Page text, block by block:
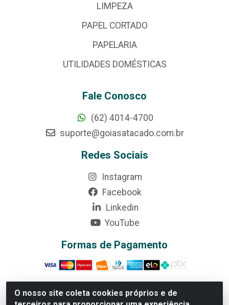
O nosso site coleta cookies próprios e de
LIMPEZA
PAPEL CORTADO
PAPELARIA
UTILIDADES DOMÉSTICAS
Fale Conosco
(62) 4014-4700
suporte@goiasatacado.com.br
Redes Sociais
Instagram
Facebook
Linkedin
YouTube
Formas de Pagamento